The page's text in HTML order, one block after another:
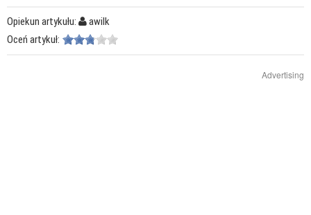
Opiekun artykułu:
awilk
Oceń artykuł:
Advertising